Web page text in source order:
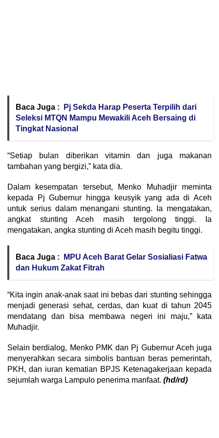
Baca Juga :
Pj Sekda Harap Peserta Terpilih dari
Seleksi MTQN Mampu Mewakili Aceh Bersaing di
Tingkat Nasional
“Setiap bulan diberikan vitamin dan juga makanan
tambahan yang bergizi,” kata dia.
Dalam kesempatan tersebut, Menko Muhadjir meminta
kepada Pj Gubernur hingga keusyik yang ada di Aceh
untuk serius dalam menangani stunting. Ia mengatakan,
angkat stunting Aceh masih tergolong tinggi. Ia
mengatakan, angka stunting di Aceh masih begitu tinggi.
Baca Juga :
MPU Aceh Barat Gelar Sosialiasi Fatwa
dan Hukum Zakat Fitrah
“Kita ingin anak-anak saat ini bebas dari stunting sehingga
menjadi generasi sehat, cerdas, dan kuat di tahun 2045
mendatang dan bisa membawa negeri ini maju,” kata
Muhadjir.
Selain berdialog, Menko PMK dan Pj Gubernur Aceh juga
menyerahkan secara simbolis bantuan beras pemerintah,
PKH, dan iuran kematian BPJS Ketenagakerjaan kepada
sejumlah warga Lampulo penerima manfaat. (hd/rd)